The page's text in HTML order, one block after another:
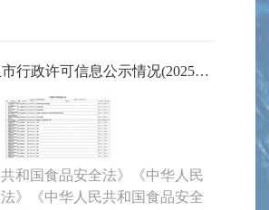
第十四师昆玉市行政许可信息公示情况(2025年11月第2期)
和国食品安全法》《中华人民
》《中华人民共和国食品安全